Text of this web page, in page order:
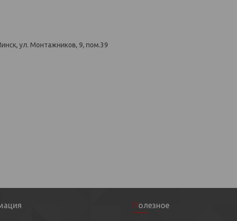
ул. Монтажников, 9, пом.39
Полезное